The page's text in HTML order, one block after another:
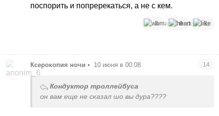
поспорить и попререкаться, а не с кем.
5 9 1
Ксерокопия ночи • 10 июня в 00:08 14
Кондуктор троллейбуса
он вам еще не сказал шо вы дура????